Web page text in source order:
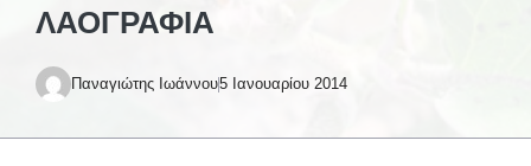
ΛΑΟΓΡΑΦΊΑ
Παναγιώτης Ιωάννου5 Ιανουαρίου 2014